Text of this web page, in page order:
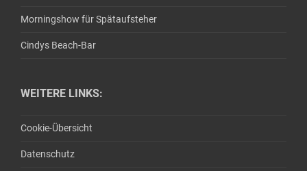
Morningshow für Spätaufsteher
Cindys Beach-Bar
WEITERE LINKS:
Cookie-Übersicht
Datenschutz